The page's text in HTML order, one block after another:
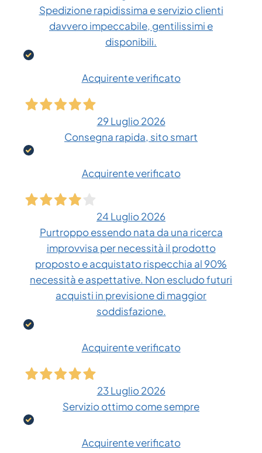
Spedizione rapidissima e servizio clienti
davvero impeccabile, gentilissimi e
disponibili.
Acquirente verificato
29 Luglio 2026
Consegna rapida, sito smart
Acquirente verificato
24 Luglio 2026
Purtroppo essendo nata da una ricerca
improvvisa per necessità il prodotto
proposto e acquistato rispecchia al 90%
necessità e aspettative. Non escludo futuri
acquisti in previsione di maggior
soddisfazione.
Acquirente verificato
23 Luglio 2026
Servizio ottimo come sempre
Acquirente verificato